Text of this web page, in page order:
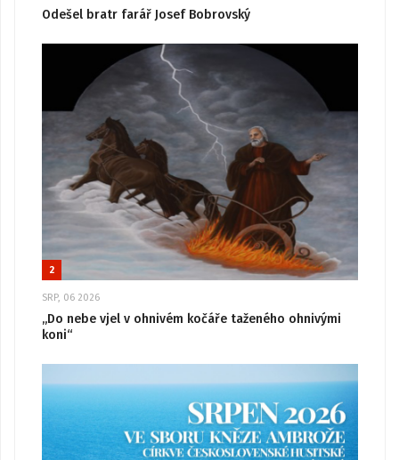
Odešel bratr farář Josef Bobrovský
2
SRP, 06 2026
„Do nebe vjel v ohnivém kočáře taženého ohnivými
koni“